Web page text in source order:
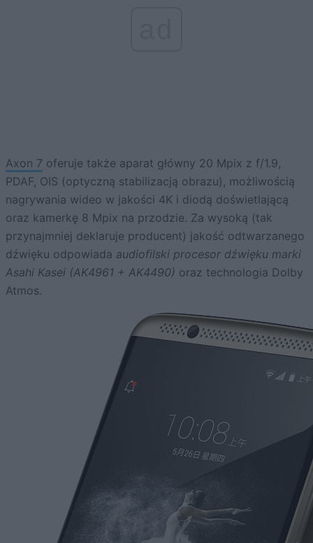
Axon 7 oferuje także aparat główny 20 Mpix z f/1.9,
PDAF, OIS (optyczną stabilizacją obrazu), możliwością
nagrywania wideo w jakości 4K i diodą doświetlającą
oraz kamerkę 8 Mpix na przodzie. Za wysoką (tak
przynajmniej deklaruje producent) jakość odtwarzanego
dźwięku odpowiada audiofilski procesor dźwięku marki
Asahi Kasei (AK4961 + AK4490) oraz technologia Dolby
Atmos.